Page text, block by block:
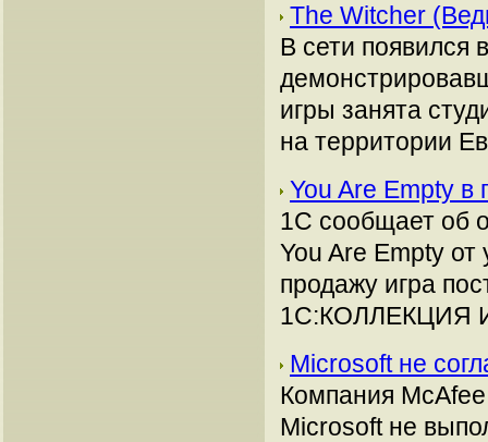
The Witcher
В сети появился
игры занята
на территории
You Are Empty в
1C сообщает об
You Are Empty от
продажу игра
1С:КОЛЛЕКЦИЯ
Microsoft не
Компания
Microsoft не